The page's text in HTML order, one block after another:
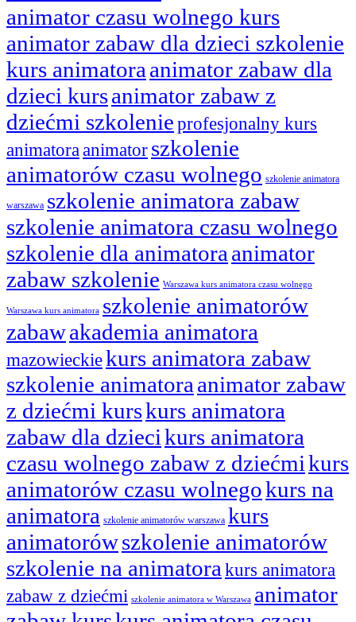
animator czasu wolnego kurs
animator zabaw dla dzieci szkolenie
kurs animatora animator zabaw dla
dzieci kursanimator zabaw z
dziećmi szkolenie profesjonalny kurs
animatora animator szkolenie
animatorów czasu wolnego szkolenie animatora
warszawa szkolenie animatora zabaw
szkolenie animatora czasu wolnego
szkolenie dla animatora animator
zabaw szkolenie Warszawa kurs animatora czasu wolnego
Warszawa kurs animatora szkolenie animatorów
zabawakademia animatora
mazowieckiekurs animatora zabaw
szkolenie animatora animator zabaw
z dziećmi kurskurs animatora
zabaw dla dziecikurs animatora
czasu wolnego zabaw z dziećmikurs
animatorów czasu wolnegokurs na
animatora szkolenie animatorów warszawa kurs
animatorówszkolenie animatorów
szkolenie na animatora kurs animatora
zabaw z dziećmi szkolenie animatora w Warszawa animator